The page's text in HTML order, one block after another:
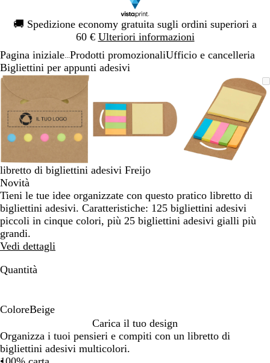
🚚 Spedizione economy gratuita sugli ordini superiori a
60 € Ulteriori informazioni
Diapositiva
1
Pagina iniziale Prodotti promozionaliUfficio e cancelleria
Bigliettini per appunti adesivi
L’immagine
essere
ingrandita
Ingrandito
minimo
allargare
comandi
+
e
+
ingrandire
ridurre
e
le
per
essere
ingrandita
minimo
allargare
comandi
ingrandire
ridurre
e
le
può
ingrandita
Ingrandito
minimo
Clicca
per
allargare
Usa
comandi
+
e
+
per
ridurre
e
le
Diapositiva
libretto di bigliettini adesivi Freijo
Novità
Tieni le tue idee organizzate con questo pratico libretto di
bigliettini adesivi. Caratteristiche: 125 bigliettini adesivi
piccoli in cinque colori, più 25 bigliettini adesivi gialli più
grandi.
Vedi dettagli
Quantità
ColoreBeige
e
i
g
Carica il tuo design
Organizza i tuoi pensieri e compiti con un libretto di
bigliettini adesivi multicolori.